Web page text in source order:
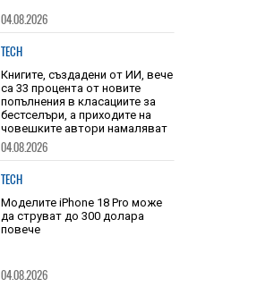
04.08.2026
TECH
Книгите, създадени от ИИ, вече
са 33 процента от новите
попълнения в класациите за
бестселъри, а приходите на
човешките автори намаляват
04.08.2026
TECH
Моделите iPhone 18 Pro може
да струват до 300 долара
повече
04.08.2026